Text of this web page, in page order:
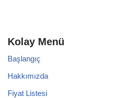
Kolay Menü
Başlangıç
Hakkımızda
Fiyat Listesi